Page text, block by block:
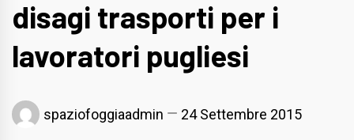
disagi trasporti per i
lavoratori pugliesi
spaziofoggiaadmin 24 Settembre 2015